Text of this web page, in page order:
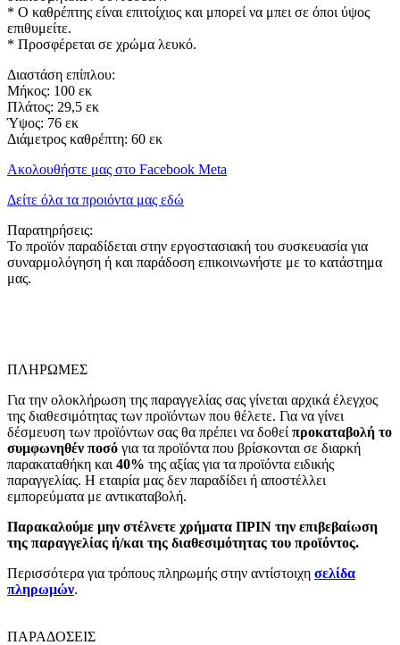
* Ο καθρέπτης είναι επιτοίχιος και μπορεί να μπει σε όποι ύψος
επιθυμείτε.
* Προσφέρεται σε χρώμα λευκό.
Διαστάση επίπλου:
Μήκος: 100 εκ
Πλάτος: 29,5 εκ
Ύψος: 76 εκ
Διάμετρος καθρέπτη: 60 εκ
Ακολουθήστε μας στο Facebook Meta
Δείτε όλα τα προιόντα μας εδώ
Παρατηρήσεις:
Το προϊόν παραδίδεται στην εργοστασιακή του συσκευασία για
συναρμολόγηση ή και παράδοση επικοινωνήστε με το κατάστημα
μας.
ΠΛΗΡΩΜΕΣ
Για την ολοκλήρωση της παραγγελίας σας γίνεται αρχικά έλεγχος
της διαθεσιμότητας των προϊόντων που θέλετε. Για να γίνει
δέσμευση των προϊόντων σας θα πρέπει να δοθεί προκαταβολή το
συμφωνηθέν ποσό για τα προϊόντα που βρίσκονται σε διαρκή
παρακαταθήκη και 40% της αξίας για τα προϊόντα ειδικής
παραγγελίας. Η εταιρία μας δεν παραδίδει ή αποστέλλει
εμπορεύματα με αντικαταβολή.
Παρακαλούμε μην στέλνετε χρήματα ΠΡΙΝ την επιβεβαίωση
της παραγγελίας ή/και της διαθεσιμότητας του προϊόντος.
Περισσότερα για τρόπους πληρωμής στην αντίστοιχη σελίδα
πληρωμών.
ΠΑΡΑΔΟΣΕΙΣ